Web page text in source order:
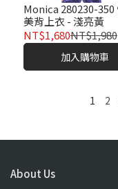
Monica 280230-350
美背上衣 - 淺亮黃
NT$1,680NT$1,980
加入購物車
1 2
About Us